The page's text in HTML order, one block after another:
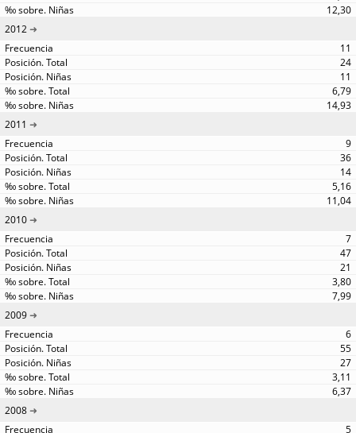
12,30
2012
11
24
11
6,79
14,93
2011
9
36
14
5,16
11,04
2010
7
47
21
3,80
7,99
2009
6
55
27
3,11
6,37
2008
5